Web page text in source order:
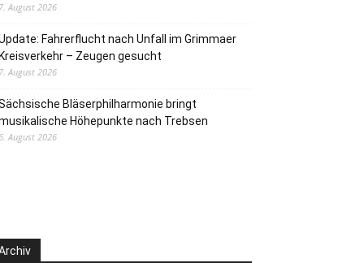
August 2026
Fahrerflucht nach Unfall im Grimmaer
– Zeugen gesucht
August 2026
Bläserphilharmonie bringt
Höhepunkte nach Trebsen
August 2026